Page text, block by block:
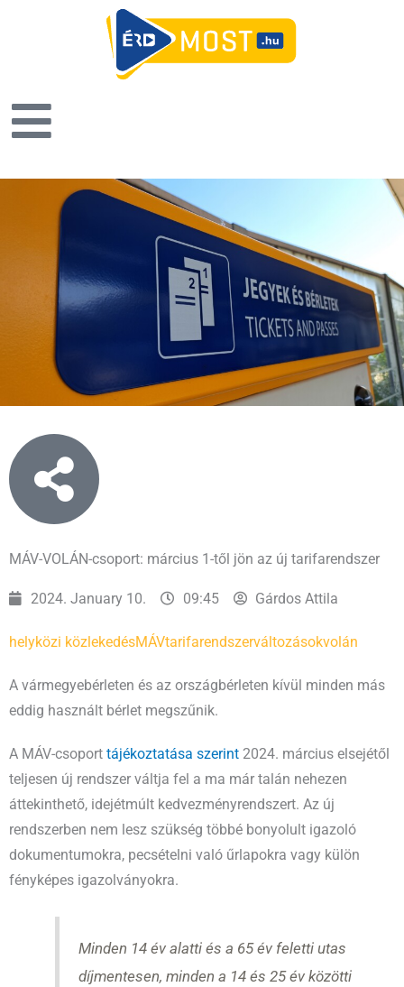
MÁV-VOLÁN-csoport: március 1-től jön az új tarifarendszer
2024. January 10. 09:45 Gárdos Attila
helyközi közlekedésMÁVtarifarendszerváltozásokvolán
A vármegyebérleten és az országbérleten kívül minden más
eddig használt bérlet megszűnik.
A MÁV-csoport tájékoztatása szerint 2024. március elsejétől
teljesen új rendszer váltja fel a ma már talán nehezen
áttekinthető, idejétmúlt kedvezményrendszert. Az új
rendszerben nem lesz szükség többé bonyolult igazoló
dokumentumokra, pecsételni való űrlapokra vagy külön
fényképes igazolványokra.
Minden 14 év alatti és a 65 év feletti utas
díjmentesen, minden a 14 és 25 év közötti